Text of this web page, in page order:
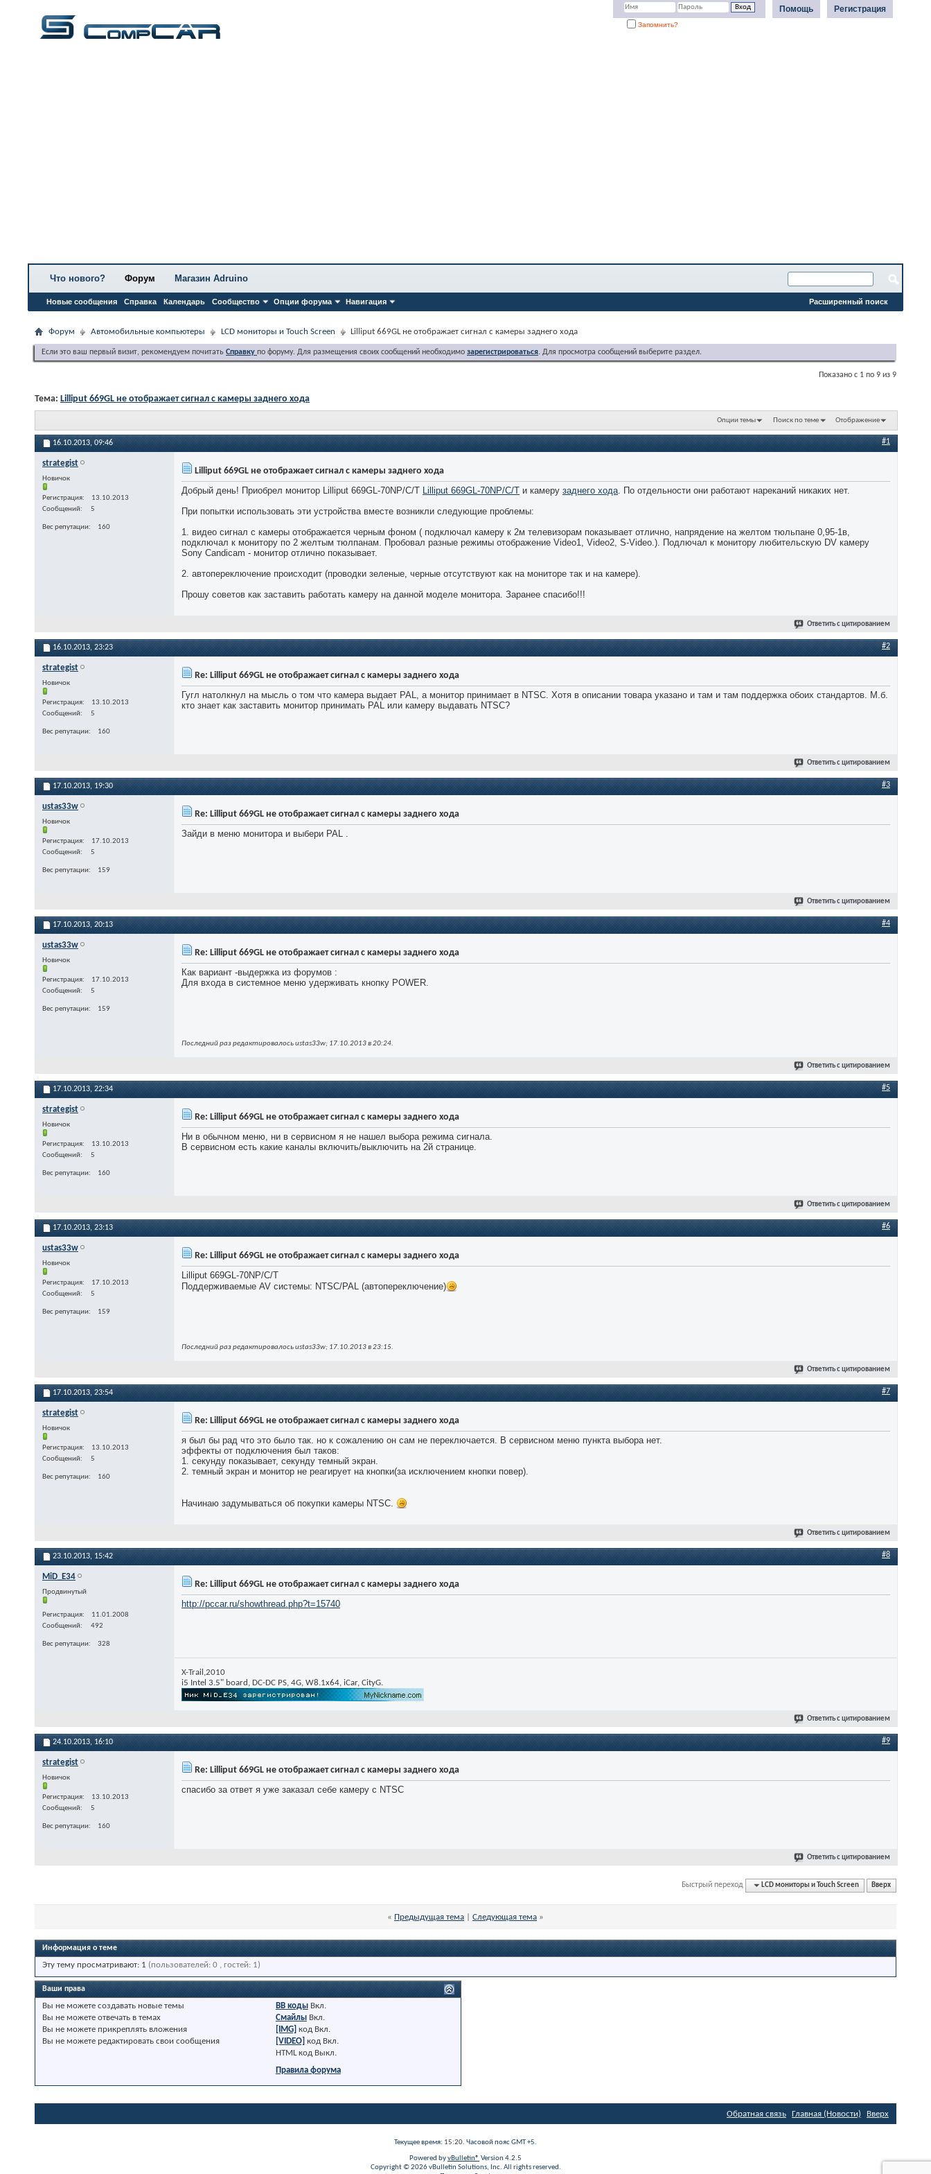
Регистрация
Помощь
Запомнить?
Что нового? Форум
Новые сообщения Справка Календарь Сообщество Опции форума Навигация
Магазин Adruino
Расширенный поиск
Форум Автомобильные компьютеры LCD мониторы и Touch Screen Lilliput 669GL не отображает сигнал с камеры заднего хода
Если это ваш первый визит, рекомендуем почитать Справку по форуму. Для размещения своих сообщений необходимо зарегистрироваться. Для просмотра сообщений выберите раздел.
Показано с 1 по 9 из 9
Тема: Lilliput 669GL не отображает сигнал с камеры заднего хода
Опции темы Поиск по теме Отображение
16.10.2013, 09:46 #1
strategist
Новичок
Регистрация
13.10.2013
Сообщений
5
Вес репутации 160
Lilliput 669GL не отображает сигнал с камеры заднего хода
Добрый день! Приобрел монитор Lilliput 669GL-70NP/C/T Lilliput 669GL-70NP/C/T и камеру заднего хода. По отдельности они работают нареканий никаких нет.
При попытки использовать эти устройства вместе возникли следующие проблемы:
1. видео сигнал с камеры отображается черным фоном ( подключал камеру к 2м телевизорам показывает отлично, напрядение на желтом тюльпане 0,95-1в,
подключал к монитору по 2 желтым тюлпанам. Пробовал разные режимы отображение Video1, Video2, S-Video.). Подлючал к монитору любительскую DV камеру
Sony Candicam - монитор отлично показывает.
2. автопереключение происходит (проводки зеленые, черные отсутствуют как на мониторе так и на камере).
Прошу советов как заставить работать камеру на данной моделе монитора. Заранее спасибо!!!
Ответить с цитированием
16.10.2013, 23:23 #2
strategist
Новичок
Регистрация
13.10.2013
Сообщений
5
Вес репутации 160
Re: Lilliput 669GL не отображает сигнал с камеры заднего хода
Гугл натолкнул на мысль о том что камера выдает PAL, а монитор принимает в NTSC. Хотя в описании товара указано и там и там поддержка обоих стандартов. М.б.
кто знает как заставить монитор принимать PAL или камеру выдавать NTSC?
Ответить с цитированием
17.10.2013, 19:30 #3
ustas33w
Новичок
Регистрация
17.10.2013
Сообщений
5
Вес репутации 159
Re: Lilliput 669GL не отображает сигнал с камеры заднего хода
Зайди в меню монитора и выбери PAL .
Ответить с цитированием
17.10.2013, 20:13 #4
ustas33w
Новичок
Регистрация
17.10.2013
Сообщений
5
Вес репутации 159
Re: Lilliput 669GL не отображает сигнал с камеры заднего хода
Как вариант -выдержка из форумов :
Для входа в системное меню удерживать кнопку POWER.
Последний раз редактировалось ustas33w; 17.10.2013 в20:24.
Ответить с цитированием
17.10.2013, 22:34 #5
strategist
Новичок
Регистрация
13.10.2013
Сообщений
5
Вес репутации 160
Re: Lilliput 669GL не отображает сигнал с камеры заднего хода
Ни в обычном меню, ни в сервисном я не нашел выбора режима сигнала.
В сервисном есть какие каналы включить/выключить на 2й странице.
Ответить с цитированием
17.10.2013, 23:13 #6
ustas33w
Новичок
Регистрация
17.10.2013
Сообщений
5
Вес репутации 159
Re: Lilliput 669GL не отображает сигнал с камеры заднего хода
Lilliput 669GL-70NP/C/T
Поддерживаемые AV системы: NTSC/PAL (автопереключение)
Последний раз редактировалось ustas33w; 17.10.2013 в23:15.
Ответить с цитированием
17.10.2013, 23:54 #7
strategist
Новичок
Регистрация
13.10.2013
Сообщений
5
Вес репутации 160
Re: Lilliput 669GL не отображает сигнал с камеры заднего хода
я был бы рад что это было так. но к сожалению он сам не переключается. В сервисном меню пункта выбора нет.
эффекты от подключения был таков:
1. секунду показывает, секунду темный экран.
2. темный экран и монитор не реагирует на кнопки(за исключением кнопки повер).
Начинаю задумываться об покупки камеры NTSC.
Ответить с цитированием
23.10.2013, 15:42 #8
MiD_E34
Продвинутый
Регистрация
11.01.2008
Сообщений
492
Вес репутации 328
Re: Lilliput 669GL не отображает сигнал с камеры заднего хода
http://pccar.ru/showthread.php?t=15740
X-Trail,2010
i5 Intel 3.5" board, DC-DC PS, 4G, W8.1x64, iCar, CityG.
Ответить с цитированием
24.10.2013, 16:10 #9
strategist
Новичок
Регистрация
13.10.2013
Сообщений
5
Вес репутации 160
Re: Lilliput 669GL не отображает сигнал с камеры заднего хода
спасибо за ответ я уже заказал себе камеру с NTSC
Ответить с цитированием
Быстрый переход LCD мониторы и Touch Screen Вверх
« Предыдущая тема Следующая тема »
Информация о теме
Эту тему просматривают: 1 (пользователей: 0 , гостей: 1)
Ваши права
Вы не можете создавать новые темы
Вы не можете отвечать в темах
Вы не можете прикреплять вложения
Вы не можете редактировать свои сообщения
BB коды Вкл.
Смайлы Вкл.
[IMG] код Вкл.
[VIDEO] код Вкл.
HTML код Выкл.
Правила форума
Обратная связь Главная (Новости) Вверх
Текущее время: 15:20. Часовой пояс GMT +5.
Powered byvBulletin® Version 4.2.5
Copyright © 2026 vBulletin Solutions, Inc. All rights reserved.